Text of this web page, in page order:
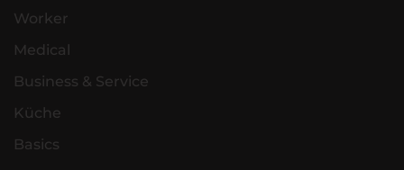
Worker
Medical
Business & Service
Küche
Basics